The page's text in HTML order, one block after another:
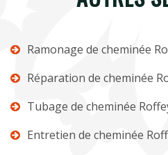
Ramonage de cheminée
Réparation de cheminée
Tubage de cheminée
Entretien de cheminée